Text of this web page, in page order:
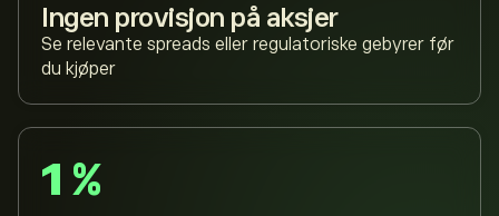
Ingen provisjon på aksjer
Se relevante spreads eller regulatoriske gebyrer før
du kjøper
1 %